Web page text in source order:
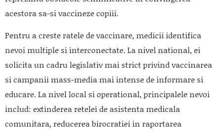
acestora sa-si vaccineze copiii.
Pentru a creste ratele de vaccinare, medicii identifica
nevoi multiple si interconectate. La nivel national, ei
solicita un cadru legislativ mai strict privind vaccinarea
si campanii mass-media mai intense de informare si
educare. La nivel local si operational, principalele nevoi
includ: extinderea retelei de asistenta medicala
comunitara, reducerea birocratiei in raportarea